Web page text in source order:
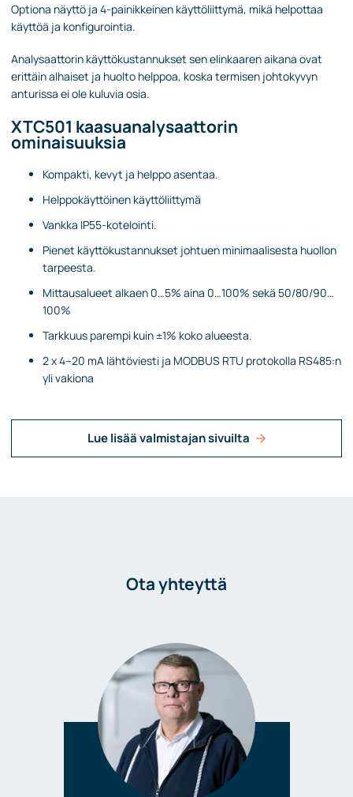
Optiona näyttö ja 4-painikkeinen käyttöliittymä, mikä helpottaa
käyttöä ja konfigurointia.
Analysaattorin käyttökustannukset sen elinkaaren aikana ovat
erittäin alhaiset ja huolto helppoa, koska termisen johtokyvyn
anturissa ei ole kuluvia osia.
XTC501 kaasuanalysaattorin
ominaisuuksia
Kompakti, kevyt ja helppo asentaa.
Helppokäyttöinen käyttöliittymä
Vankka IP55-kotelointi.
Pienet käyttökustannukset johtuen minimaalisesta huollon
tarpeesta.
Mittausalueet alkaen 0…5% aina 0…100% sekä 50/80/90…
100%
Tarkkuus parempi kuin ±1% koko alueesta.
2 x 4–20 mA lähtöviesti ja MODBUS RTU protokolla RS485:n
yli vakiona
Lue lisää valmistajan sivuilta
Ota yhteyttä